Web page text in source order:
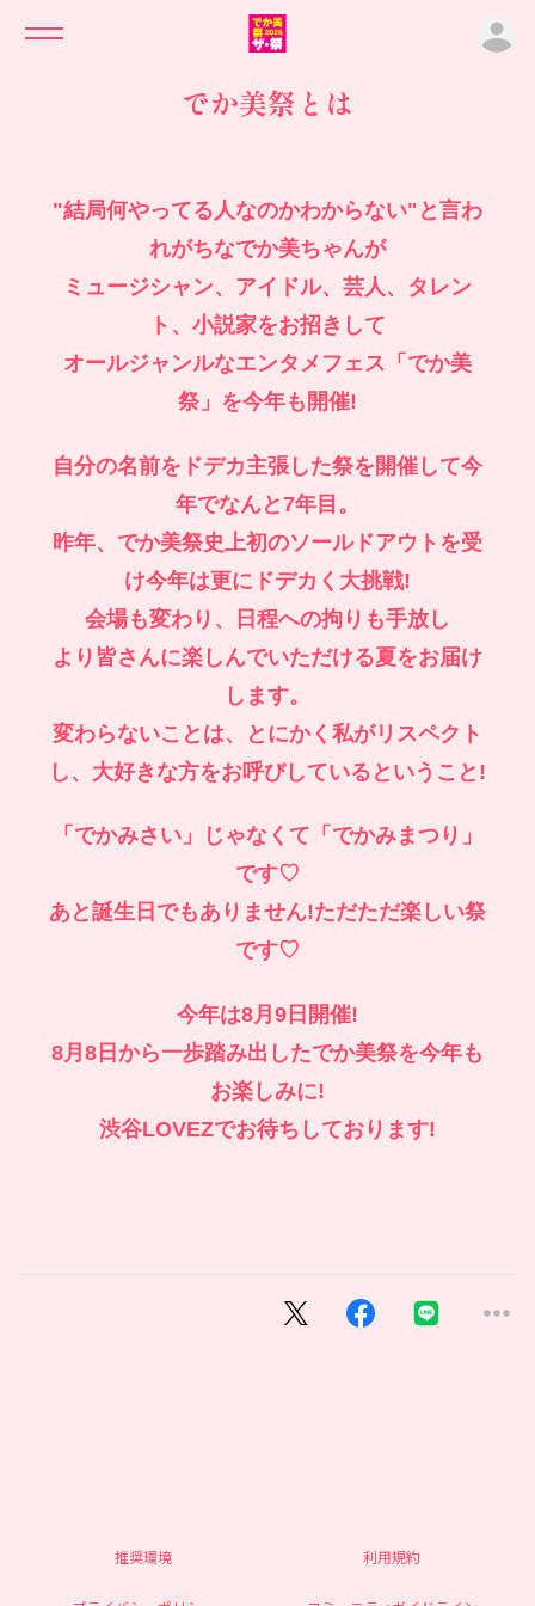
でか美祭とは
"結局何やってる人なのかわからない"と言わ
れがちなでか美ちゃんが
ミュージシャン、アイドル、芸人、タレン
ト、小説家をお招きして
オールジャンルなエンタメフェス「でか美
祭」を今年も開催!
自分の名前をドデカ主張した祭を開催して今
年でなんと7年目。
昨年、でか美祭史上初のソールドアウトを受
け今年は更にドデカく大挑戦!
会場も変わり、日程への拘りも手放し
より皆さんに楽しんでいただける夏をお届け
します。
変わらないことは、とにかく私がリスペクト
し、大好きな方をお呼びしているということ!
「でかみさい」じゃなくて「でかみまつり」
です♡
あと誕生日でもありません!ただただ楽しい祭
です♡
今年は8月9日開催!
8月8日から一歩踏み出したでか美祭を今年も
お楽しみに!
渋谷LOVEZでお待ちしております!
推奨環境 利用規約